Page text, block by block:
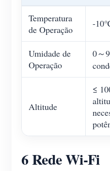
Temperatura
de Operação
-
Umidade de
Operação
0～
Altitude
≤
6 Rede Wi-Fi